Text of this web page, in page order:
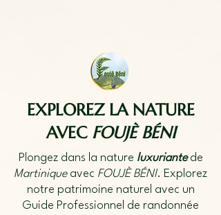
EXPLOREZ LA NATURE
AVEC FOUJÈ BÉNI
Plongez dans la nature luxuriantede
Martiniqueavec FOUJÈ BÉNI. Explorez
notre patrimoine naturel avec un
Guide Professionnel de randonnée